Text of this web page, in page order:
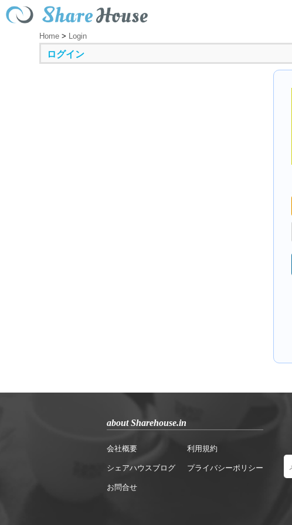
Home > Login
ログイン
about Sharehouse.in
会社概要
シェアハウスブログ
お問合せ
利用規約
プライバシーポリシー